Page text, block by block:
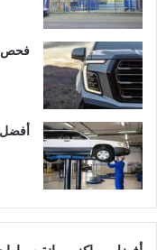
فحص
أفضل